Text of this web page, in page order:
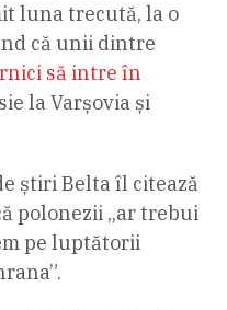
luna trecută, la o
că unii dintre
să intre în
la Varșovia și
știri Belta îl citează
polonezii „ar trebui
pe luptătorii